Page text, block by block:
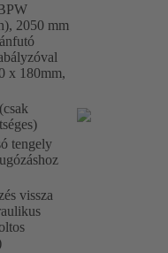
2050 mm
x 180mm,
tengely
vissza